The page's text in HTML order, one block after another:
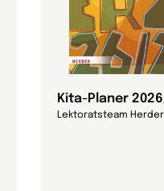
Kita-Planer
Lektoratsteam Herder